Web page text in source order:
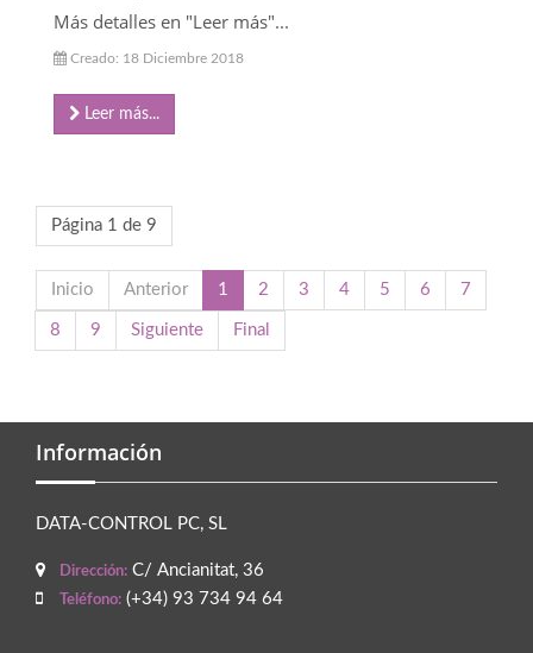
Más detalles en "Leer más"...
Creado: 18 Diciembre 2018
Leer más...
Página 1 de 9
Inicio Anterior 1 2 3 4 5 6 7
8 9 Siguiente Final
Información
DATA-CONTROL PC, SL
Dirección: C/ Ancianitat, 36
Teléfono: (+34) 93 734 94 64